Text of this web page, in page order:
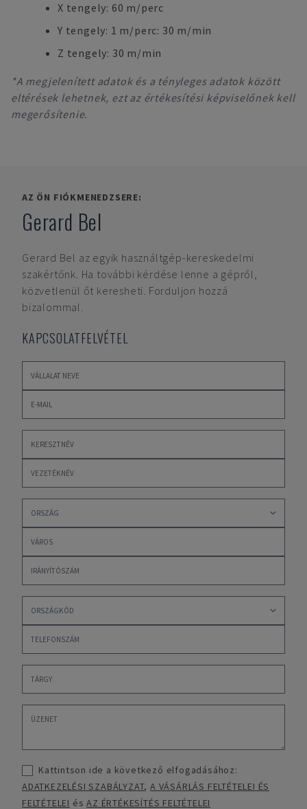
X tengely: 60 m/perc
Y tengely: 1 m/perc: 30 m/min
Z tengely: 30 m/min
*A megjelenített adatok és a tényleges adatok között
eltérések lehetnek, ezt az értékesítési képviselőnek kell
megerősítenie.
AZ ÖN FIÓKMENEDZSERE:
Gerard Bel
Gerard Bel az egyik használtgép-kereskedelmi
szakértőnk. Ha további kérdése lenne a gépről,
közvetlenül őt keresheti. Forduljon hozzá
bizalommal.
KAPCSOLATFELVÉTEL
Kattintson ide a következő elfogadásához:
ADATKEZELÉSI SZABÁLYZAT,A VÁSÁRLÁS FELTÉTELEI ÉS
FELTÉTELEI ésAZ ÉRTÉKESÍTÉS FELTÉTELEI